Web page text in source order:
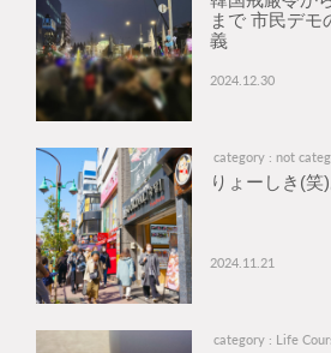
まで 市民デモ
義
2024.12.30
category : not
りょーしき(
2024.11.21
category : Life